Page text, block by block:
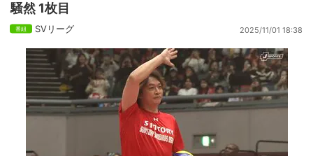
騒然 1枚目
SVリーグ 2025/11/01 18:38